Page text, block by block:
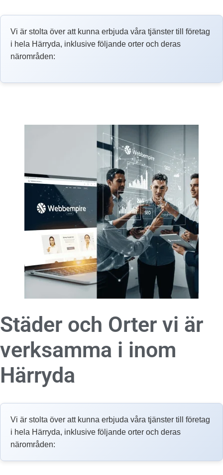
Vi är stolta över att kunna erbjuda våra tjänster till företag
i hela Härryda, inklusive följande orter och deras
närområden:
Städer och Orter vi är
verksamma i inom
Härryda
Vi är stolta över att kunna erbjuda våra tjänster till företag
i hela Härryda, inklusive följande orter och deras
närområden: